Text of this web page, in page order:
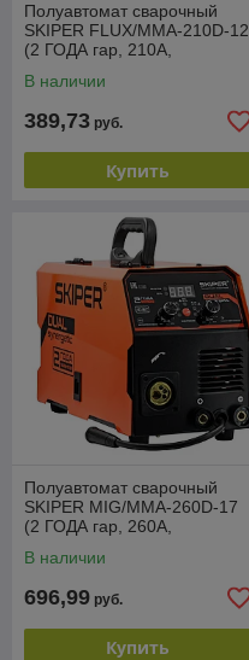
Полуавтомат сварочный
SKIPER FLUX/MMA-210D-12
(2 ГОДА гар, 210A,
В наличии
389,73 руб.
Купить
Полуавтомат сварочный
SKIPER MIG/MMA-260D-17
(2 ГОДА гар, 260А,
A/TIG;еврорук 3)
В наличии
696,99 руб.
Купить